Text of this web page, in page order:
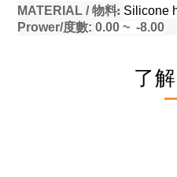
MATERIAL /物料: Silicone
Prower/度數: 0.00 ~ -8.00
了